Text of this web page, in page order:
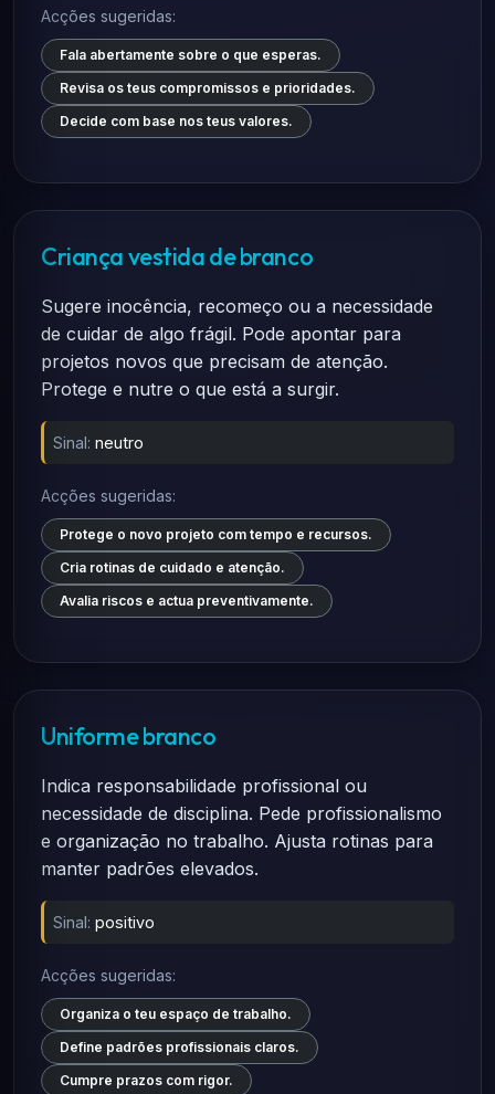
Acções sugeridas:
Fala abertamente sobre o que esperas.
Revisa os teus compromissos e prioridades.
Decide com base nos teus valores.
Criança vestida de branco
Sugere inocência, recomeço ou a necessidade
de cuidar de algo frágil. Pode apontar para
projetos novos que precisam de atenção.
Protege e nutre o que está a surgir.
Sinal: neutro
Acções sugeridas:
Protege o novo projeto com tempo e recursos.
Cria rotinas de cuidado e atenção.
Avalia riscos e actua preventivamente.
Uniforme branco
Indica responsabilidade profissional ou
necessidade de disciplina. Pede profissionalismo
e organização no trabalho. Ajusta rotinas para
manter padrões elevados.
Sinal: positivo
Acções sugeridas:
Organiza o teu espaço de trabalho.
Define padrões profissionais claros.
Cumpre prazos com rigor.